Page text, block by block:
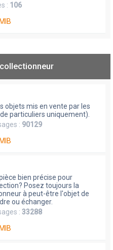
: 106
objets mis en vente par les
particuliers uniquement).
: 90129
bien précise pour
Posez toujours la
à peut-être l'objet de
ou échanger.
: 33288